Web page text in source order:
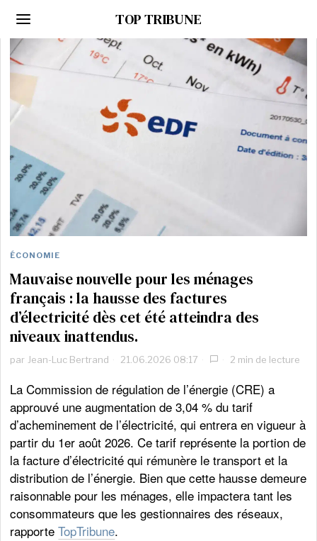
TOP TRIBUNE
ÉCONOMIE
Mauvaise nouvelle pour les ménages
français : la hausse des factures
d’électricité dès cet été atteindra des
niveaux inattendus.
par Jean-Luc Bertrand 21.06.2026 08:17 2 min de lecture
La Commission de régulation de l’énergie (CRE) a
approuvé une augmentation de 3,04 % du tarif
d’acheminement de l’électricité, qui entrera en vigueur à
partir du 1er août 2026. Ce tarif représente la portion de
la facture d’électricité qui rémunère le transport et la
distribution de l’énergie. Bien que cette hausse demeure
raisonnable pour les ménages, elle impactera tant les
consommateurs que les gestionnaires des réseaux,
rapporteTopTribune.